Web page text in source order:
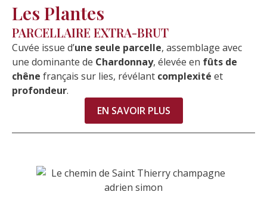
Les Plantes
PARCELLAIRE EXTRA-BRUT
Cuvée issue d’une seule parcelle, assemblage avec
une dominante de Chardonnay, élevée en fûts de
chêne français sur lies, révélant complexité et
profondeur.
EN SAVOIR PLUS